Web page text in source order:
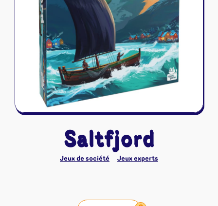
Naruto Mythos
Autres
Tapis de jeu
Saltfjord
Jeux de société Jeux experts